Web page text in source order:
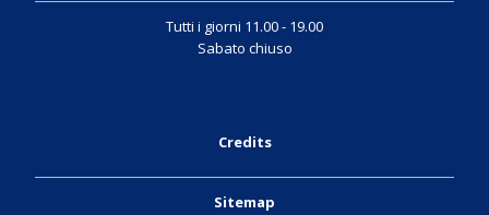
Tutti i giorni 11.00 - 19.00
Sabato chiuso
Credits
Sitemap